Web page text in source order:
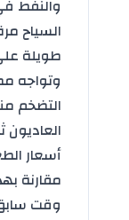
والنفط
السياح
طويلة
وتواجه
التضخم
مقارنة
وقت